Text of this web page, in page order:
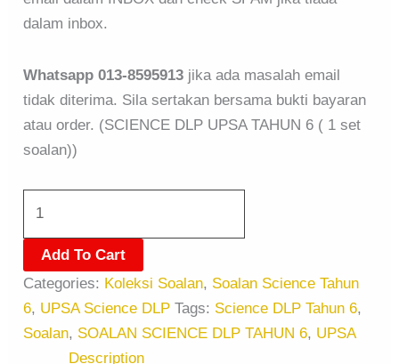
dalam inbox.
Whatsapp 013-8595913 jika ada masalah email
tidak diterima. Sila sertakan bersama bukti bayaran
atau order. (SCIENCE DLP UPSA TAHUN 6 ( 1 set
soalan))
Add To Cart
Categories: Koleksi Soalan, Soalan Science Tahun
6, UPSA Science DLP Tags: Science DLP Tahun 6,
Soalan, SOALAN SCIENCE DLP TAHUN 6, UPSA
Description